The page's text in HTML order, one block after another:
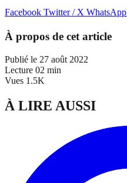
Facebook Twitter / X WhatsApp
À propos de cet article
Publié le 27 août 2022
Lecture 02 min
Vues 1.5K
À LIRE AUSSI